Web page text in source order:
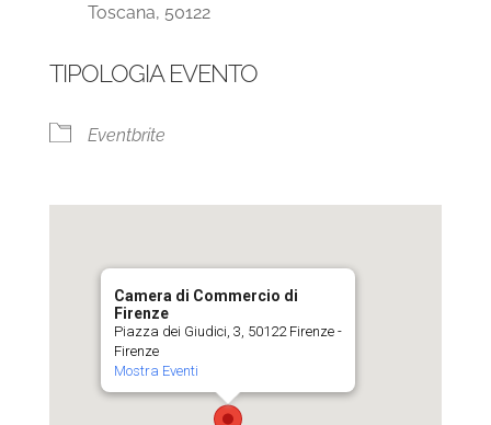
Toscana, 50122
TIPOLOGIA EVENTO
Eventbrite
Camera di Commercio di
Firenze
Piazza dei Giudici, 3, 50122 Firenze -
Firenze
Mostra Eventi